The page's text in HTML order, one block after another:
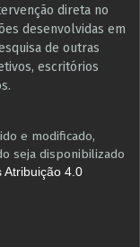
direta no
desenvolvidas em
​de outras
escritórios
e modificado,
seja disponibilizado
Atribuição 4.0